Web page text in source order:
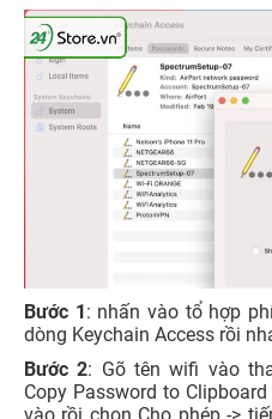
Bước 1: nhấn vào tổ hợp
dòng Keychain Access rồi
Bước 2: Gõ tên wifi vào
Copy Password to